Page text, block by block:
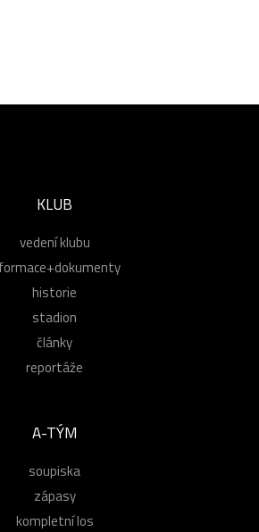
KLUB
vedení klubu
historie
stadion
články
reportáže
A-TÝM
soupiska
zápasy
kompletní los